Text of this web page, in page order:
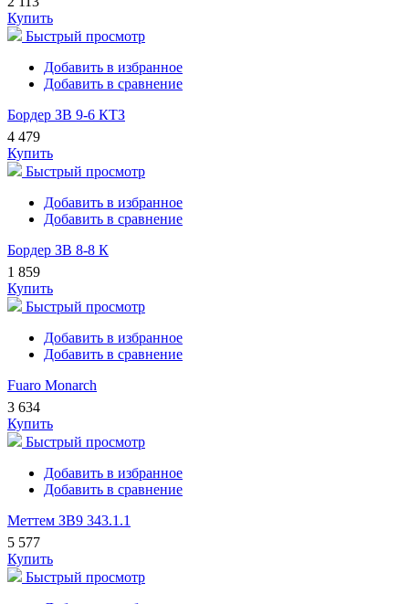
Купить
Быстрый просмотр
Добавить в избранное
Добавить в сравнение
Бордер ЗВ 9-6 КТЗ
4 479
Купить
Быстрый просмотр
Добавить в избранное
Добавить в сравнение
Бордер ЗВ 8-8 К
1 859
Купить
Быстрый просмотр
Добавить в избранное
Добавить в сравнение
Fuaro Monarch
3 634
Купить
Быстрый просмотр
Добавить в избранное
Добавить в сравнение
Меттем ЗВ9 343.1.1
5 577
Купить
Быстрый просмотр